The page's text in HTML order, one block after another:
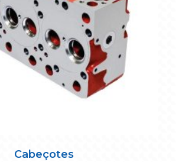
Cabeçotes